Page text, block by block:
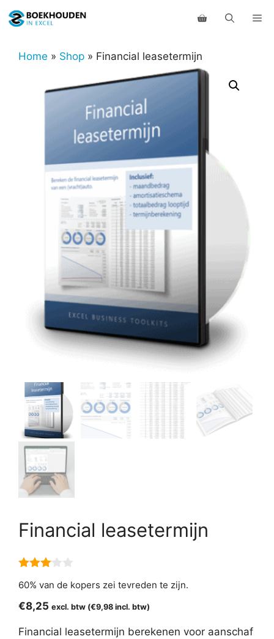
naar
inhoudHome » Shop » Financial leasetermijn
Financial leasetermijn
van 5
60% van de kopers zei tevreden te zijn.
€8,25 excl. btw (€9,98 incl. btw)
Financial leasetermijn berekenen voor aanschaf